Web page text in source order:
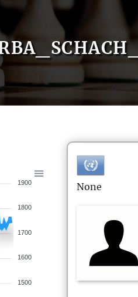
1900
1800
1700
1600
1500
None